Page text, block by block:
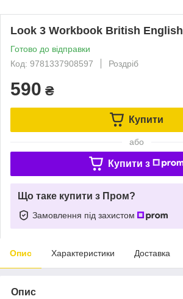
Look 3 Workbook British English
Готово до відправки
Код: 9781337908597
Роздріб
590 ₴
Купити
або
Купити з
Що таке купити з Пром?
Замовлення під захистом
Опис Характеристики Доставка
Опис